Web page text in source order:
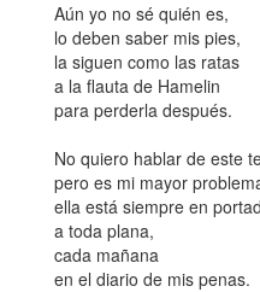
Aún yo no sé quién es,
lo deben saber mis pies,
la siguen como las ratas
a la flauta de Hamelin
para perderla después.
No quiero hablar de este
pero es mi mayor
ella está siempre en
a toda plana,
cada mañana
en el diario de mis penas.